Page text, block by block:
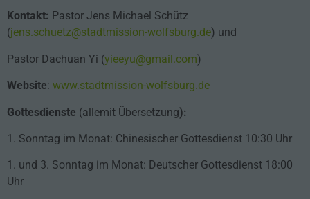
Kontakt: Pastor Jens Michael Schütz
(jens.schuetz@stadtmission-wolfsburg.de) und
Pastor Dachuan Yi (yieeyu@gmail.com)
Website: www.stadtmission-wolfsburg.de
Gottesdienste (allemit Übersetzung):
1. Sonntag im Monat: Chinesischer Gottesdienst 10:30 Uhr
1. und 3. Sonntag im Monat: Deutscher Gottesdienst 18:00
Uhr